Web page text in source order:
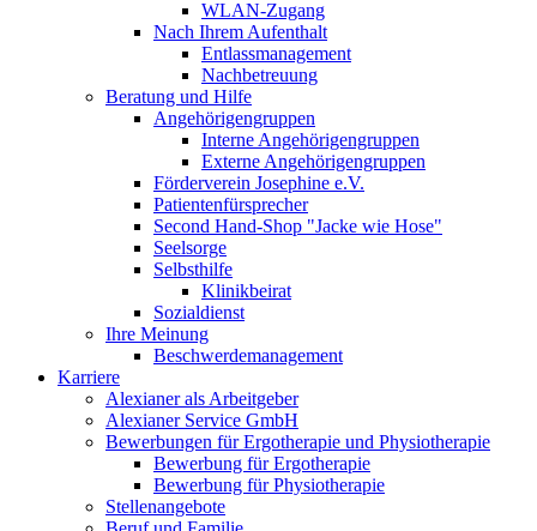
WLAN-Zugang
Nach Ihrem Aufenthalt
Entlassmanagement
Nachbetreuung
Beratung und Hilfe
Angehörigengruppen
Interne Angehörigengruppen
Externe Angehörigengruppen
Förderverein Josephine e.V.
Patientenfürsprecher
Second Hand-Shop "Jacke wie Hose"
Seelsorge
Selbsthilfe
Klinikbeirat
Sozialdienst
Ihre Meinung
Beschwerdemanagement
Karriere
Alexianer als Arbeitgeber
Alexianer Service GmbH
Bewerbungen für Ergotherapie und Physiotherapie
Bewerbung für Ergotherapie
Bewerbung für Physiotherapie
Stellenangebote